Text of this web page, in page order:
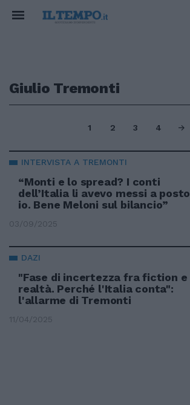
Giulio Tremonti
1 2 3 4
INTERVISTA A TREMONTI
“Monti e lo spread? I conti
dell’Italia li avevo messi a posto
io. Bene Meloni sul bilancio”
03/09/2025
DAZI
"Fase di incertezza fra fiction e
realtà. Perché l'Italia conta":
l'allarme di Tremonti
11/04/2025